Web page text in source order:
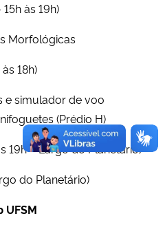
às 19h)
Morfológicas
18h)
e simulador de voo
(Prédio H)
19h – Largo do Planetário)
do Planetário)
UFSM